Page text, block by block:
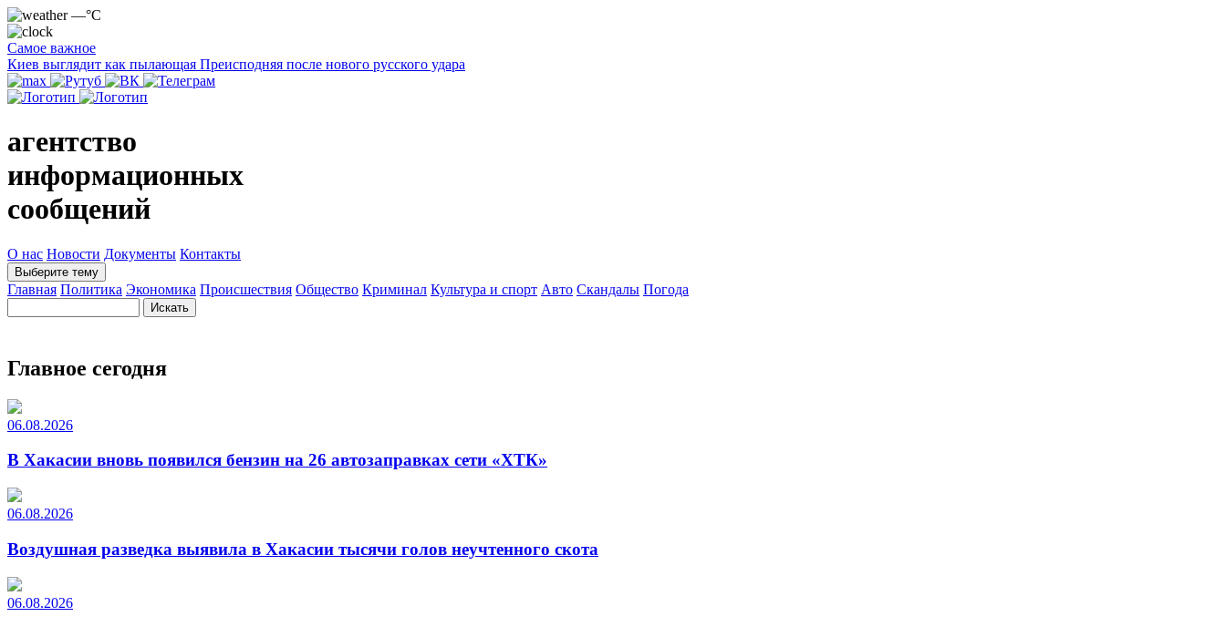
—°C
Самое важное
Киев выглядит как пылающая Преисподняя после нового русского удара
агентство
информационных
сообщений
О нас Новости Документы Контакты
Выберите тему
Главная Политика Экономика Происшествия Общество Криминал Культура и спорт Авто Скандалы Погода
Главное сегодня
06.08.2026
В Хакасии вновь появился бензин на 26 автозаправках сети «ХТК»
06.08.2026
Воздушная разведка выявила в Хакасии тысячи голов неучтенного скота
06.08.2026